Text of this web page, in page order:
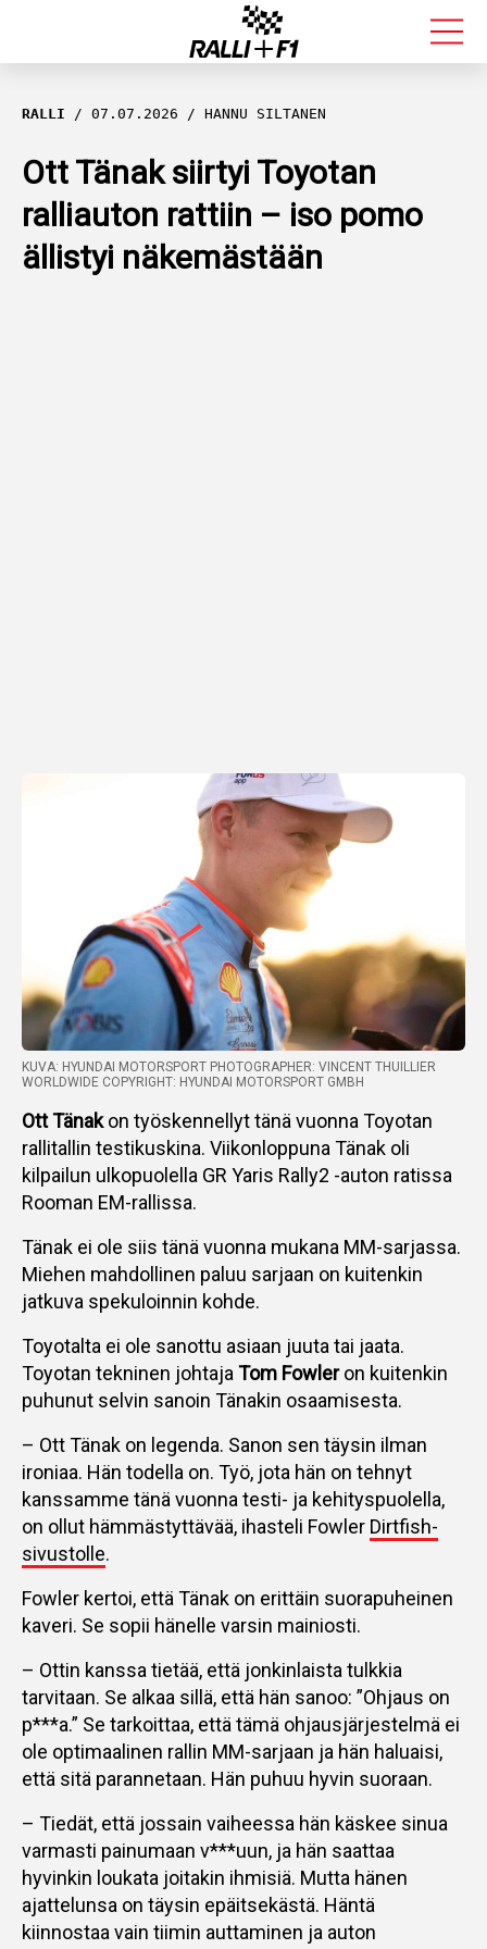
FORMULA 1
RALLI
KALLE ROVANPERÄ
VALTTERI BOTTAS
RALLI 07.07.2026 HANNU SILTANEN
Ott Tänak siirtyi Toyotan
ralliauton rattiin – iso pomo
ällistyi näkemästään
KUVA: HYUNDAI MOTORSPORT PHOTOGRAPHER: VINCENT THUILLIER
WORLDWIDE COPYRIGHT: HYUNDAI MOTORSPORT GMBH
Ott Tänakon työskennellyt tänä vuonna Toyotan
rallitallin testikuskina. Viikonloppuna Tänak oli
kilpailun ulkopuolella GR Yaris Rally2 -auton ratissa
Rooman EM-rallissa.
Tänak ei ole siis tänä vuonna mukana MM-sarjassa.
Miehen mahdollinen paluu sarjaan on kuitenkin
jatkuva spekuloinnin kohde.
Toyotalta ei ole sanottu asiaan juuta tai jaata.
Toyotan tekninen johtaja Tom Fowleron kuitenkin
puhunut selvin sanoin Tänakin osaamisesta.
– Ott Tänak on legenda. Sanon sen täysin ilman
ironiaa. Hän todella on. Työ, jota hän on tehnyt
kanssamme tänä vuonna testi- ja kehityspuolella,
on ollut hämmästyttävää, ihasteli Fowler Dirtfish-
sivustolle.
Fowler kertoi, että Tänak on erittäin suorapuheinen
kaveri. Se sopii hänelle varsin mainiosti.
– Ottin kanssa tietää, että jonkinlaista tulkkia
tarvitaan. Se alkaa sillä, että hän sanoo: ”Ohjaus on
p***a.” Se tarkoittaa, että tämä ohjausjärjestelmä ei
ole optimaalinen rallin MM-sarjaan ja hän haluaisi,
että sitä parannetaan. Hän puhuu hyvin suoraan.
– Tiedät, että jossain vaiheessa hän käskee sinua
varmasti painumaan v***uun, ja hän saattaa
hyvinkin loukata joitakin ihmisiä. Mutta hänen
ajattelunsa on täysin epäitsekästä. Häntä
kiinnostaa vain tiimin auttaminen ja auton